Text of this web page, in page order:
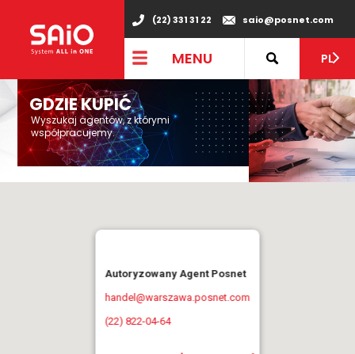
(22) 331 31 22 saio@posnet.com
MENU PL
GDZIE KUPIĆ
Wyszukaj agentów, z którymi
współpracujemy.
Autoryzowany Agent Posnet
handel@warszawa.posnet.com
(22) 822-04-64